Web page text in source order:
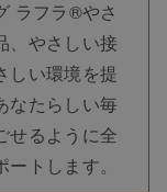
ラフラ®やさ
、やさしい接
しい環境を提
なたらしい毎
せるように全
ートします。